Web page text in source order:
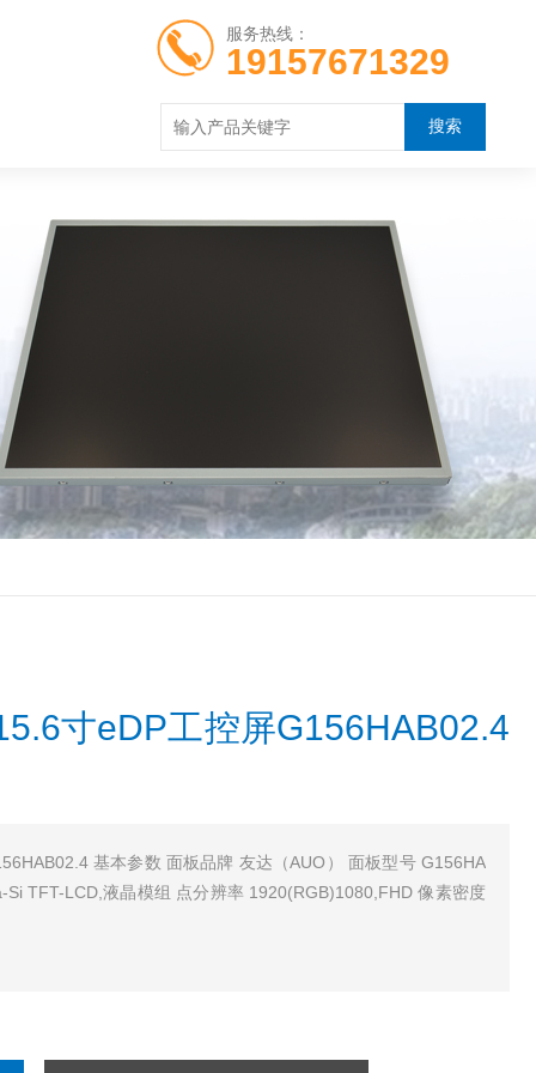
服务热线：
19157671329
寸eDP工控屏G156HAB02.4
基本参数 面板品牌 友达（AUO） 面板型号 G156HA
TFT-LCD,液晶模组 点分辨率 1920(RGB)1080,FHD 像素密度